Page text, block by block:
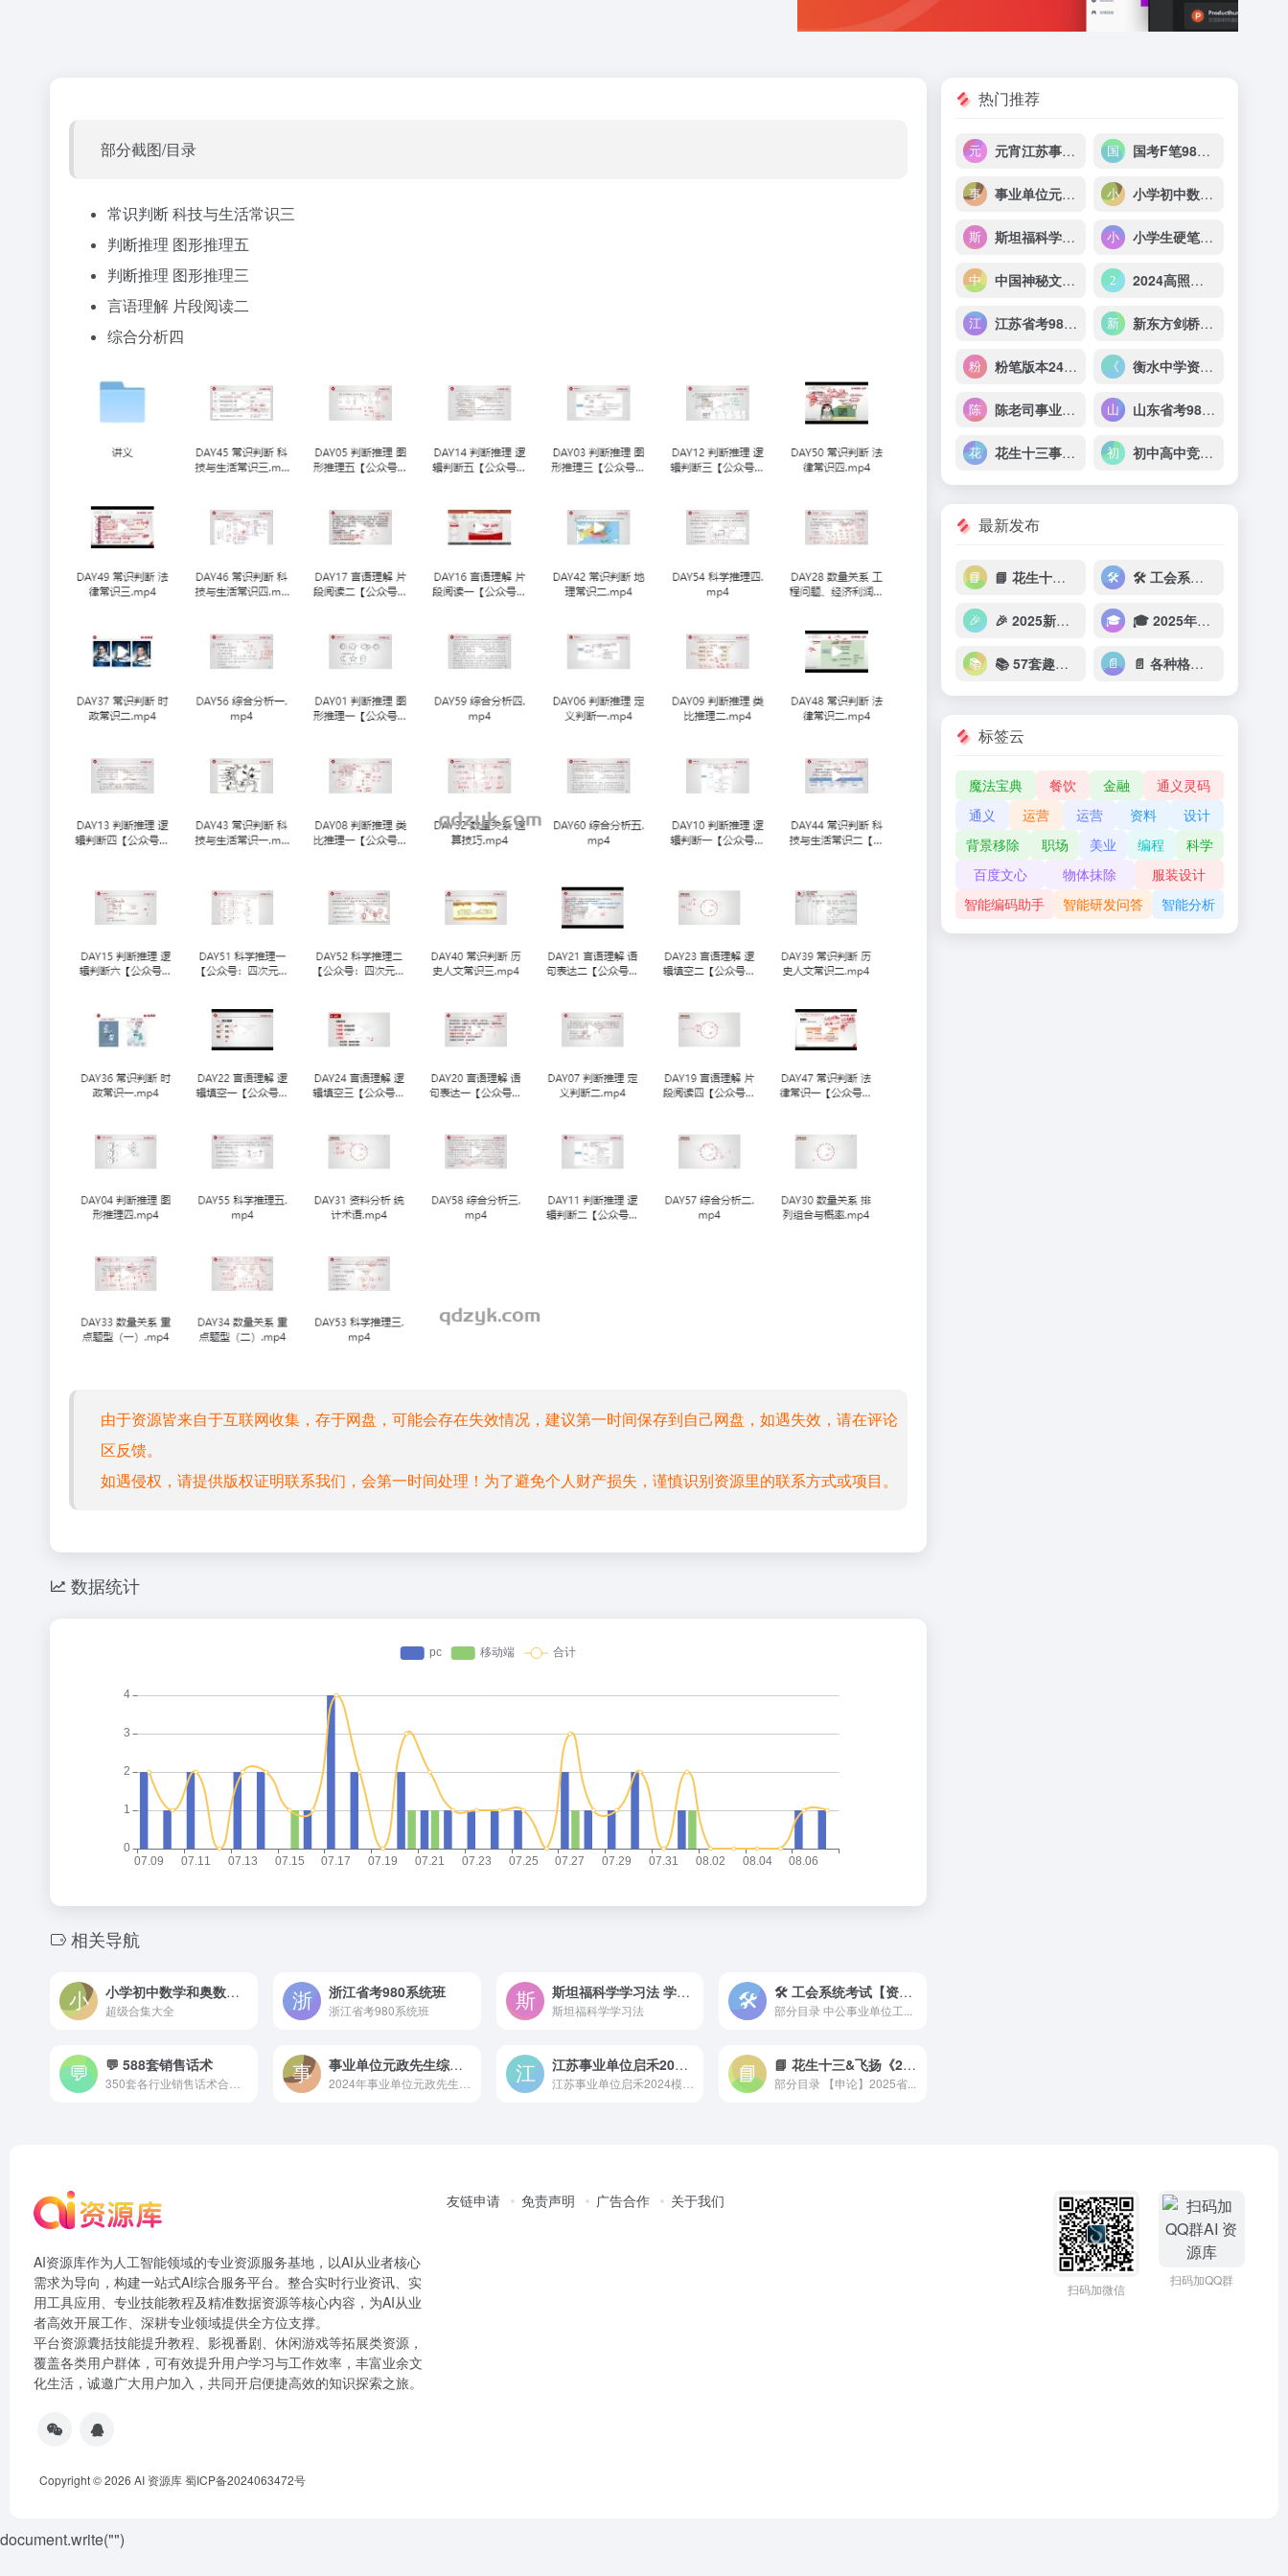
部分截图/目录
常识判断 科技与生活常识三
判断推理 图形推理五
判断推理 图形推理三
言语理解 片段阅读二
综合分析四
由于资源皆来自于互联网收集，存于网盘，可能会存在失效情况，建议第一时间保存到自己网盘，如遇失效，请在评论
区反馈。
如遇侵权，请提供版权证明联系我们，会第一时间处理！为了避免个人财产损失，谨慎识别资源里的联系方式或项目。
数据统计
相关导航
小学初中数学和奥数资料
超级合集大全
浙江省考980系统班
浙江省考980系统班
斯坦福科学学习法 学霸养成指南
斯坦福科学学习法
🛠 工会系统考试【资料+视频】
部分目录 中公事业单位工...
💬 588套销售话术
350套各行业销售话术合集 ...
事业单位元政先生综应B
2024年事业单位元政先生综应B
江苏事业单位启禾2024模拟卷+视频解析
江苏事业单位启禾2024模拟卷+视频解析
📘 花生十三&飞扬《2025上半年公考笔试套题冲刺班》
部分目录 【申论】2025省...
热门推荐
元宵江苏事业单位2024经济类 国考F笔980系统班
事业单位元政先生综应B 小学初中数学和奥数资料
斯坦福科学学习法 学霸养成指南 小学生硬笔书法课程（123集全）
中国神秘文化典籍类编合集（精华版） 2024高照资料分析省考+事业单位超大杯
江苏省考980系统班 新东方剑桥流利生活口语（初中高级）
粉笔版本24省考各省《行测》真题pdf 衡水中学资料大全重构版 考试资料 小学 初中 高中
陈老司事业单位综应A类刷题班 山东省考980系统班
花生十三事业单位职测能力套题冲刺 初中高中竞赛专题超级资料大全15.6GB
最新发布
📘 花生十三&飞扬《2025上半年公考笔试套题冲刺班》 🛠 工会系统考试【资料+视频】
🎉 2025新年贺卡模板合集 🎓 2025年考研复试必备资料（复试流程+英语+专业课）
📚 57套趣味游戏英语教学PPT 📄 各种格式的纸（PDF）
标签云
魔法宝典 餐饮 金融
通义灵码
通义
运营 运营 资料
设计
背景移除
职场 美业 编程
科学
百度文心
物体抹除
服装设计
智能编码助手
智能研发问答 智能分析
AI资源库作为人工智能领域的专业资源服务基地，以AI从业者核心
需求为导向，构建一站式AI综合服务平台。整合实时行业资讯、实
用工具应用、专业技能教程及精准数据资源等核心内容，为AI从业
者高效开展工作、深耕专业领域提供全方位支撑。
平台资源囊括技能提升教程、影视番剧、休闲游戏等拓展类资源，
覆盖各类用户群体，可有效提升用户学习与工作效率，丰富业余文
化生活，诚邀广大用户加入，共同开启便捷高效的知识探索之旅。
友链申请 免责声明 广告合作 关于我们
扫码加微信
扫码加QQ群
Copyright © 2026 AI 资源库蜀ICP备2024063472号
document.write("")